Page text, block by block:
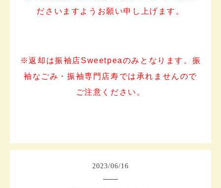
ださいますようお願い申し上げます。
※返却は振袖店Sweetpeaのみとなります。振
袖なごみ・振袖専門店寿では承れませんので
ご注意ください。
2023/06/16